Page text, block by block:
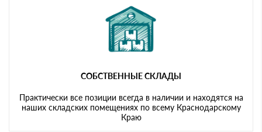
СОБСТВЕННЫЕ СКЛАДЫ
Практически все позиции всегда в наличии и находятся на
наших складских помещениях по всему Краснодарскому
Краю